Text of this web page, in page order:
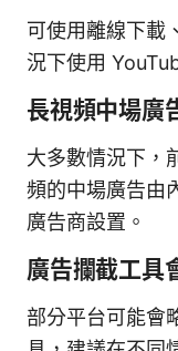
可使用離線下載
況下使用
長視頻中場廣
大多數情況下，
頻的中場廣告由
廣告商設置。
廣告攔截工具
部分平台可能會